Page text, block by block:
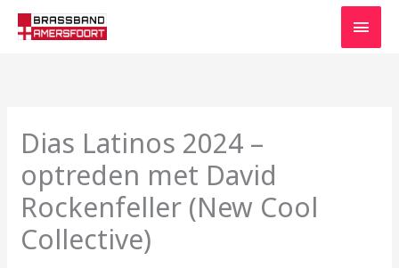
naar
Dias Latinos 2024 –
optreden met David
Rockenfeller (New Cool
Collective)